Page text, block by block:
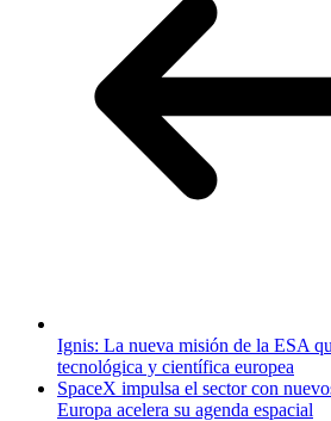
Ignis: La nueva misión de la ESA
tecnológica y científica europea
SpaceX impulsa el sector con
Europa acelera su agenda espacial